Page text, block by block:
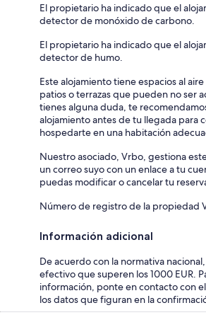
El propietario ha indicado que el
detector de monóxido de carbono.
El propietario ha indicado que el
detector de humo.
Este alojamiento tiene espacios al
patios o terrazas que pueden no ser
tienes alguna duda, te
alojamiento antes de tu llegada para
hospedarte en una habitación
Nuestro asociado, Vrbo, gestiona
un correo suyo con un enlace a tu
puedas modificar o cancelar tu
Número de registro de la propiedad
Información adicional
De acuerdo con la normativa
efectivo que superen los 1000 EUR.
información, ponte en contacto con
los datos que figuran en la